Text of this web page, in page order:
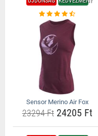
Sensor Merino Air Fox
23294 Ft24205 Ft